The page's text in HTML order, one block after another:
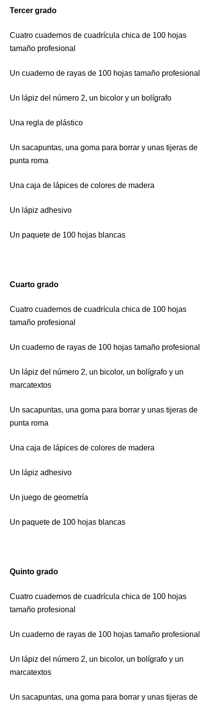
Tercer grado
Cuatro cuadernos de cuadrícula chica de 100 hojas
tamaño profesional
Un cuaderno de rayas de 100 hojas tamaño profesional
Un lápiz del número 2, un bicolor y un bolígrafo
Una regla de plástico
Un sacapuntas, una goma para borrar y unas tijeras de
punta roma
Una caja de lápices de colores de madera
Un lápiz adhesivo
Un paquete de 100 hojas blancas
Cuarto grado
Cuatro cuadernos de cuadrícula chica de 100 hojas
tamaño profesional
Un cuaderno de rayas de 100 hojas tamaño profesional
Un lápiz del número 2, un bicolor, un bolígrafo y un
marcatextos
Un sacapuntas, una goma para borrar y unas tijeras de
punta roma
Una caja de lápices de colores de madera
Un lápiz adhesivo
Un juego de geometría
Un paquete de 100 hojas blancas
Quinto grado
Cuatro cuadernos de cuadrícula chica de 100 hojas
tamaño profesional
Un cuaderno de rayas de 100 hojas tamaño profesional
Un lápiz del número 2, un bicolor, un bolígrafo y un
marcatextos
Un sacapuntas, una goma para borrar y unas tijeras de